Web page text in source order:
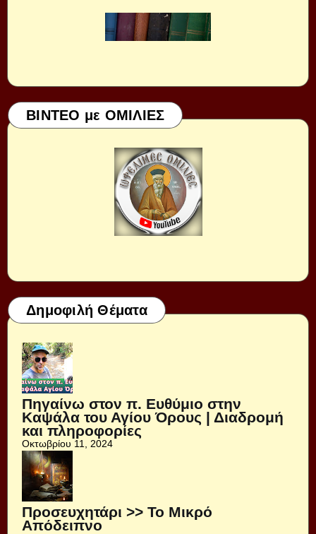
ΒΙΝΤΕΟ με ΟΜΙΛΙΕΣ
Δημοφιλή Θέματα
Πηγαίνω στον π. Ευθύμιο στην
Καψάλα του Αγίου Όρους | Διαδρομή
και πληροφορίες
Οκτωβρίου 11, 2024
Προσευχητάρι >> Το Μικρό
Απόδειπνο